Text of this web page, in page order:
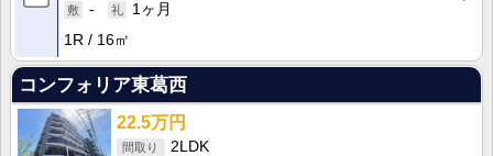
-
1ヶ月
1R
16㎡
コンフォリア東葛西
22.5万円
2LDK